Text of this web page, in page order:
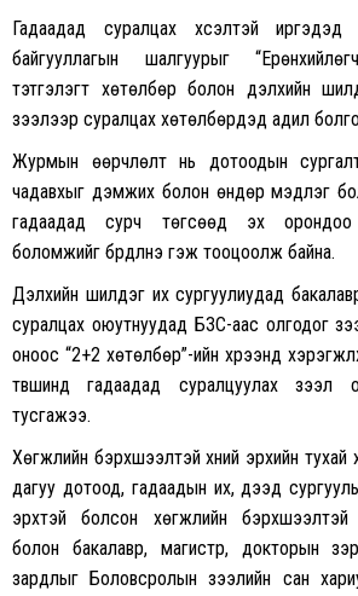
Гадаадад суралцах хүсэлтэй иргэдэд
байгууллагын шалгуурыг
тэтгэлэгт хөтөлбөр болон дэлхийн
зээлээр суралцах хөтөлбөрүүдэд адил
Журмын өөрчлөлт нь дотоодын
чадавхыг дэмжих болон өндөр мэдлэг
гадаадад сурч төгсөөд эх
боломжийг бүрдүүлнэ гэж тооцоолж байна.
Дэлхийн шилдэг их сургуулиудад
суралцах оюутнуудад БЗС-аас олгодог
оноос “2+2 хөтөлбөр”-ийн хүрээнд
түвшинд гадаадад суралцуулах зээл
тусгажээ.
Хөгжлийн бэрхшээлтэй хүний эрхийн
дагуу дотоод, гадаадын их, дээд
эрхтэй болсон хөгжлийн
болон бакалавр, магистр, докторын
зардлыг Боловсролын зээлийн сан